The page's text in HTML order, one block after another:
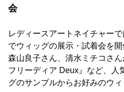
会
レディースアートネイチャー
でウィッグの展示・試着会を開
森山良子さん、清水ミチコさ
フリーディア Deux』など、人
グのサンプルからお好みのウ